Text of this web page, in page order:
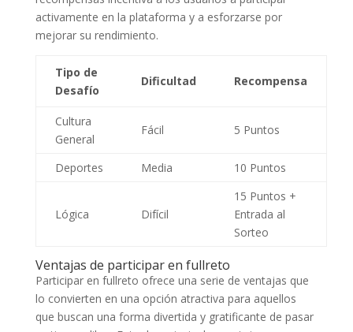
activamente en la plataforma y a esforzarse por
mejorar su rendimiento.
Tipo de
Desafío
Dificultad Recompensa
Cultura
General
Fácil 5 Puntos
Deportes Media 10 Puntos
Lógica Difícil
15 Puntos +
Entrada al
Sorteo
Ventajas de participar en fullreto
Participar en fullreto ofrece una serie de ventajas que
lo convierten en una opción atractiva para aquellos
que buscan una forma divertida y gratificante de pasar